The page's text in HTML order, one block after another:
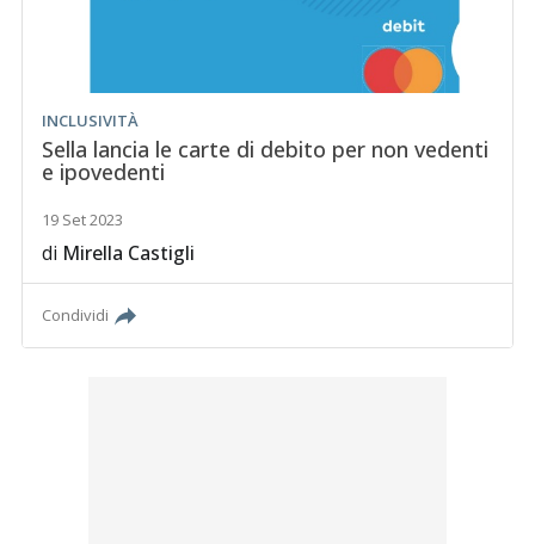
INCLUSIVITÀ
Sella lancia le carte di debito per non vedenti
e ipovedenti
19 Set 2023
di Mirella Castigli
Condividi